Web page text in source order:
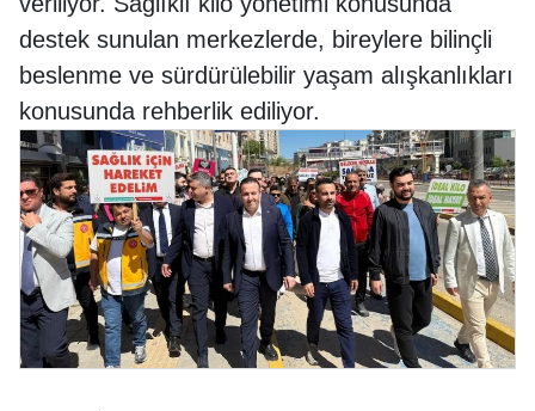
destek sunulan merkezlerde, bireylere bilinçli
beslenme ve sürdürülebilir yaşam alışkanlıkları
konusunda rehberlik ediliyor.